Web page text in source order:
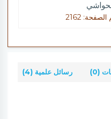
(0) رسائل علمية (4)